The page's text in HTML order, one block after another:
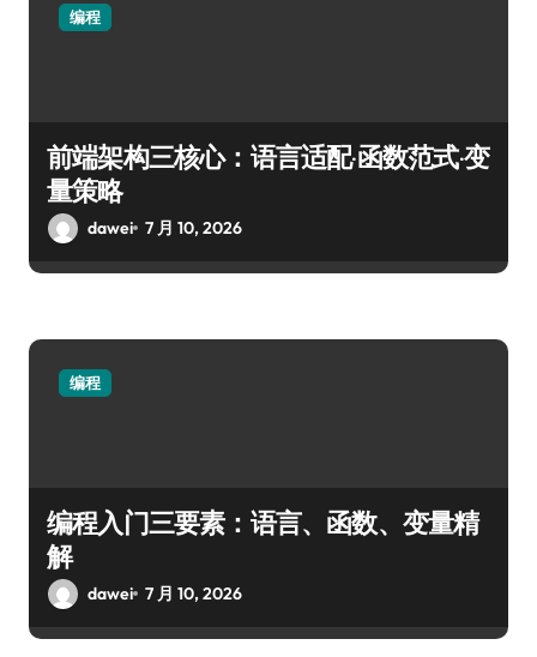
编程
前端架构三核心：语言适配·函数范式·变
量策略
dawei 7 月 10, 2026
编程
编程入门三要素：语言、函数、变量精
解
dawei 7 月 10, 2026